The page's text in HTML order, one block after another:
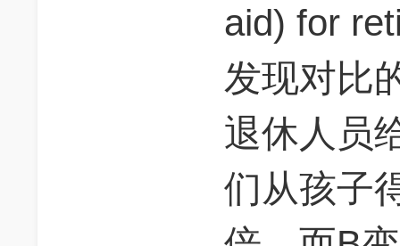
aid) for
发现对比
退休人员
们从孩子